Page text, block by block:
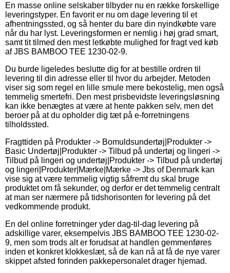
En masse online selskaber tilbyder nu en række forskellige
leveringstyper. En favorit er nu om dage levering til et
afhentningssted, og så henter du bare din nyindkøbte vare
når du har lyst. Leveringsformen er nemlig i høj grad smart,
samt tit tilmed den mest letkøbte mulighed for fragt ved køb
af JBS BAMBOO TEE 1230-02-9.
Du burde ligeledes beslutte dig for at bestille ordren til
levering til din adresse eller til hvor du arbejder. Metoden
viser sig som regel en lille smule mere bekostelig, men også
temmelig smertefri. Den mest prisbevidste leveringsløsning
kan ikke benægtes at være at hente pakken selv, men det
beroer på at du opholder dig tæt på e-forretningens
tilholdssted.
Fragttiden på Produkter -> Bomuldsundertøj|Produkter ->
Basic Undertøj|Produkter -> Tilbud på undertøj og lingeri ->
Tilbud på lingeri og undertøj|Produkter -> Tilbud på undertøj
og lingeri|Produkter|Mærke|Mærke -> Jbs of Denmark kan
vise sig at være temmelig vigtig såfremt du skal bruge
produktet om få sekunder, og derfor er det temmelig centralt
at man ser nærmere på tidshorisonten for levering på det
vedkommende produkt.
En del online forretninger yder dag-til-dag levering på
adskillige varer, eksempelvis JBS BAMBOO TEE 1230-02-
9, men som trods alt er forudsat at handlen gemmenføres
inden et konkret klokkeslæt, så de kan nå at få de nye varer
skippet afsted forinden pakkepersonalet drager hjemad.